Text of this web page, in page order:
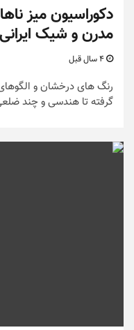
دکوراسیون میز
مدرن و شیک ایرانی
رنگ های درخشان و
گرفته تا هندسی و چند